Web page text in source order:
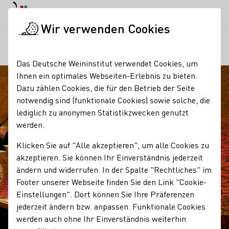
Wir verwenden Cookies
Das Deutsche Weininstitut verwendet Cookies, um
Ihnen ein optimales Webseiten-Erlebnis zu bieten.
Dazu zählen Cookies, die für den Betrieb der Seite
notwendig sind (funktionale Cookies) sowie solche, die
lediglich zu anonymen Statistikzwecken genutzt
werden.
Klicken Sie auf "Alle akzeptieren", um alle Cookies zu
akzeptieren. Sie können Ihr Einverständnis jederzeit
ändern und widerrufen. In der Spalte "Rechtliches" im
Footer unserer Webseite finden Sie den Link "Cookie-
Einstellungen". Dort können Sie Ihre Präferenzen
jederzeit ändern bzw. anpassen. Funktionale Cookies
werden auch ohne Ihr Einverständnis weiterhin